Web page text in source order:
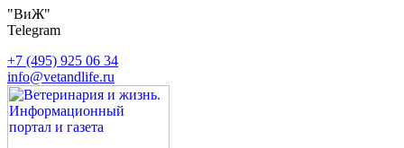
"ВиЖ"
Telegram
+7 (495) 925 06 34
info@vetandlife.ru